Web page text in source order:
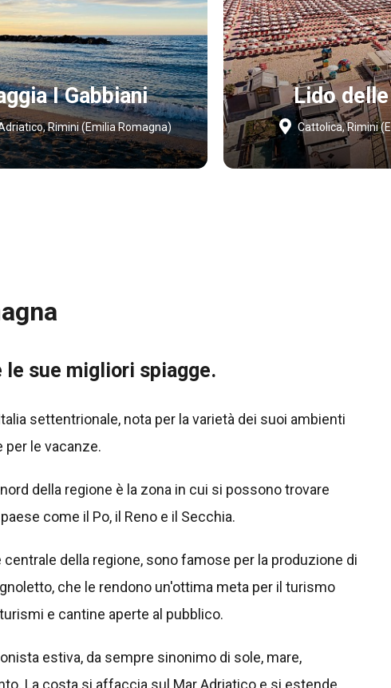
I Gabbiani
Rimini (Emilia Romagna)
Lido
Cattolica, Rimini
le sue migliori spiagge.
settentrionale, nota per la varietà dei suoi ambienti
per le vacanze.
della regione è la zona in cui si possono trovare
come il Po, il Reno e il Secchia.
della regione, sono famose per la produzione di
che le rendono un'ottima meta per il turismo
e cantine aperte al pubblico.
estiva, da sempre sinonimo di sole, mare,
La costa si affaccia sul Mar Adriatico e si estende